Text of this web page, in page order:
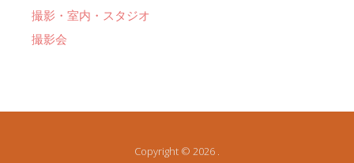
撮影・室内・スタジオ
撮影会
Copyright © 2026 .